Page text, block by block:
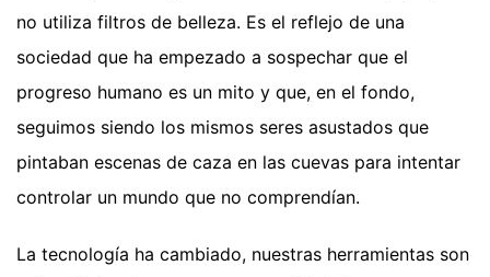
no utiliza filtros de belleza. Es el reflejo de una
sociedad que ha empezado a sospechar que el
progreso humano es un mito y que, en el fondo,
seguimos siendo los mismos seres asustados que
pintaban escenas de caza en las cuevas para intentar
controlar un mundo que no comprendían.
La tecnología ha cambiado, nuestras herramientas son